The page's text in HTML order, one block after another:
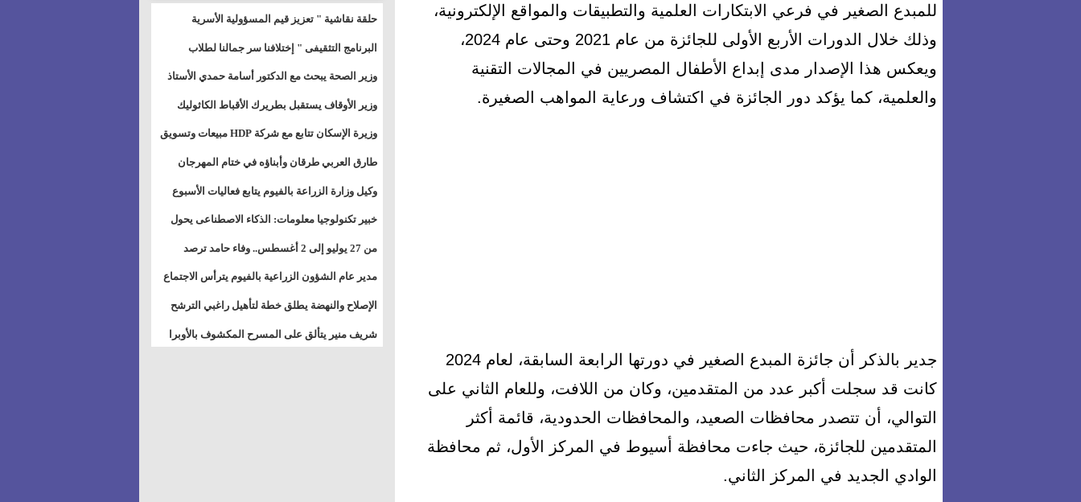
للمبدع الصغير في فرعي الابتكارات العلمية والتطبيقات والمواقع الإلكترونية،
وذلك خلال الدورات الأربع الأولى للجائزة من عام 2021 وحتى عام 2024،
ويعكس هذا الإصدار مدى إبداع الأطفال المصريين في المجالات التقنية
والعلمية، كما يؤكد دور الجائزة في اكتشاف ورعاية المواهب الصغيرة.
جدير بالذكر أن جائزة المبدع الصغير في دورتها الرابعة السابقة، لعام 2024
كانت قد سجلت أكبر عدد من المتقدمين، وكان من اللافت، وللعام الثاني على
التوالي، أن تتصدر محافظات الصعيد، والمحافظات الحدودية، قائمة أكثر
المتقدمين للجائزة، حيث جاءت محافظة أسيوط في المركز الأول، ثم محافظة
الوادي الجديد في المركز الثاني.
حلقة نقاشية " تعزيز قيم المسؤولية الأسرية
البرنامج التثقيفى " إختلافنا سر جمالنا لطلاب
وطالبات ذوى الهمهم" بمدارس التربية الخاصة
وزير الصحة يبحث مع الدكتور أسامة حمدي الأستاذ
بجامعة هارفارد توسيع برامج التوعية بمرض السكري
وزير الأوقاف يستقبل بطريرك الأقباط الكاثوليك
وزيرة الإسكان تتابع مع شركة HDP مبيعات وتسويق
مشروعات المدن الجديدة
طارق العربي طرقان وأبناؤه في ختام المهرجان
الصيفي للموسيقى والغناء بالمسرح المكشوف
وكيل وزارة الزراعة بالفيوم يتابع فعاليات الأسبوع
خبير تكنولوجيا معلومات: الذكاء الاصطناعى يحول
المستخدم إلى سلعة فى اقتصاد الانتباه
من 27 يوليو إلى 2 أغسطس.. وفاء حامد ترصد
تأثيرات أقوى الاتصالات الفلكية على الأبراج
مدير عام الشؤون الزراعية بالفيوم يترأس الاجتماع
الدوري لمتابعة الحصر الحيازي الجديدة
الإصلاح والنهضة يطلق خطة لتأهيل راغبي الترشح
للمجالس الشعبية المحلية ويستعرض خطط أماناته
بالمحافظات
شريف منير يتألق على المسرح المكشوف بالأوبرا